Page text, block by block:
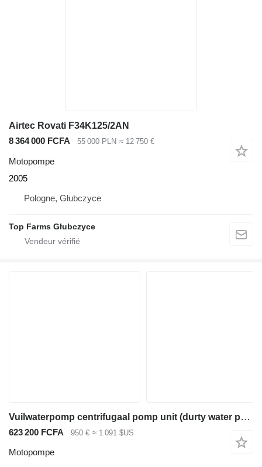
Airtec Rovati F34K125/2AN
8 364 000 FCFA
55 000 PLN ≈ 12 750 €
Motopompe
2005
Pologne, Głubczyce
Top Farms Głubczyce
Vuilwaterpomp centrifugaal pomp unit (durty water pump) diesel
623 200 FCFA 950 € ≈ 1 091 $US
Motopompe